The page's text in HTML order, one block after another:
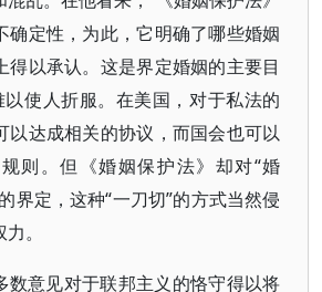
确定性，为此，它明确了哪些婚姻
得以承认。这是界定婚姻的主要目
以使人折服。在美国，对于私法的
以达成相关的协议，而国会也可以
则。但《婚姻保护法》却对“婚
界定，这种“一刀切”的方式当然侵
。
数意见对于联邦主义的恪守得以将